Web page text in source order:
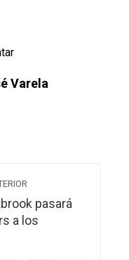
Varela
pasará
a los